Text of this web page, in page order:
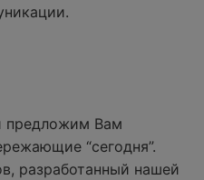
предложим Вам
“сегодня”.
разработанный нашей